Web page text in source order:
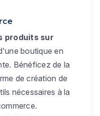
produits sur
boutique en
Bénéficez de la
de création de
nécessaires à la